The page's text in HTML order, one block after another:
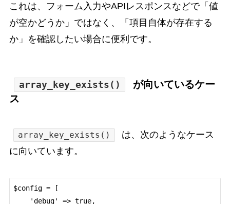
これは、フォーム入力やAPIレスポンスなどで「値
が空かどうか」ではなく、「項目自体が存在する
か」を確認したい場合に便利です。
array_key_exists()
が向いているケー
ス
array_key_exists()
は、次のようなケース
に向いています。
$config = [